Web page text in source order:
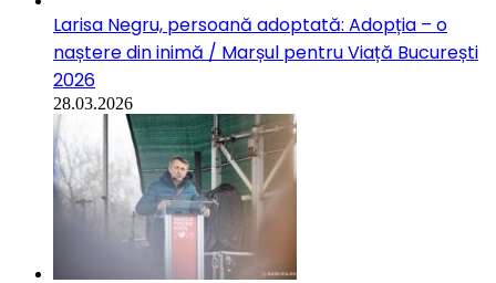
Larisa Negru, persoană adoptată: Adopția – o
naștere din inimă / Marșul pentru Viață București
2026
28.03.2026